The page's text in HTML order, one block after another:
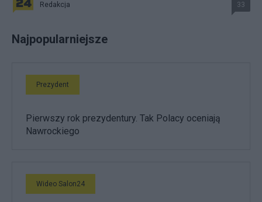
Redakcja 33
Najpopularniejsze
Prezydent
Pierwszy rok prezydentury. Tak Polacy oceniają
Nawrockiego
Wideo Salon24